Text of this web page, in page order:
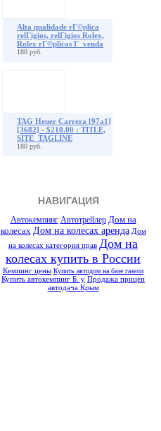
Alta qualidade rГ©plica
relГіgios, relГіgios Rolex,
Rolex rГ©plicas Г venda
180 руб.
TAG Heuer Carrera [97a1]
[3682] - $210.00 : TITLE,
SITE_TAGLINE
180 руб.
НАВИГАЦИЯ
Автокемпинг Автотрейлер Дом на
колесах Дом на колесах аренда Дом
на колесах категория прав Дом на
колесах купить в России
Кемпинг цены Купить автодом на базе газели
Купить автокемпинг Б. у Продажа прицеп
автодача Крым